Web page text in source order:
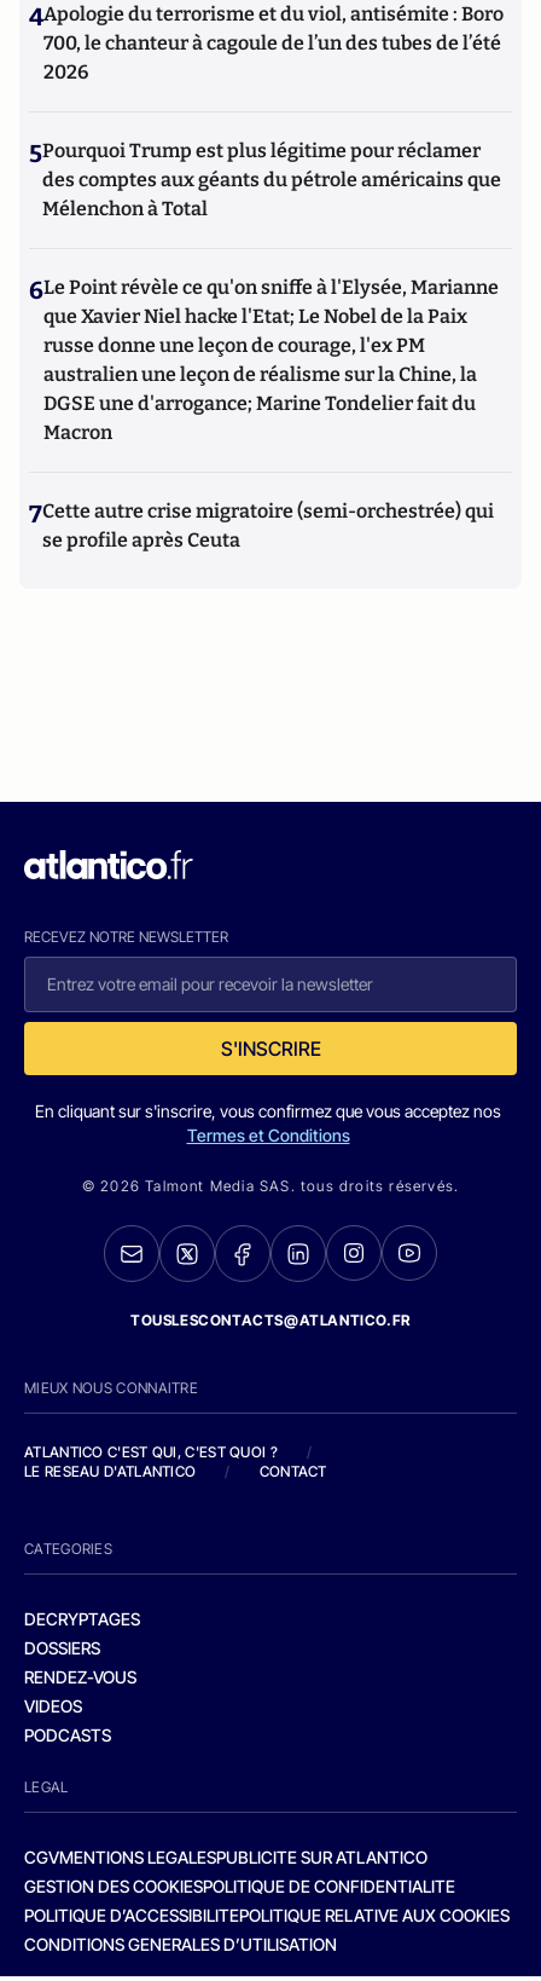
4Apologie du terrorisme et du viol, antisémite : Boro
700, le chanteur à cagoule de l’un des tubes de l’été
2026
5Pourquoi Trump est plus légitime pour réclamer
des comptes aux géants du pétrole américains que
Mélenchon à Total
6Le Point révèle ce qu'on sniffe à l'Elysée, Marianne
que Xavier Niel hacke l'Etat; Le Nobel de la Paix
russe donne une leçon de courage, l'ex PM
australien une leçon de réalisme sur la Chine, la
DGSE une d'arrogance; Marine Tondelier fait du
Macron
7Cette autre crise migratoire (semi-orchestrée) qui
se profile après Ceuta
RECEVEZ NOTRE NEWSLETTER
S'INSCRIRE
En cliquant sur s'inscrire, vous confirmez que vous acceptez nos
Termes et Conditions
© 2026 Talmont Media SAS. tous droits réservés.
TOUSLESCONTACTS@ATLANTICO.FR
MIEUX NOUS CONNAITRE
ATLANTICO C'EST QUI, C'EST QUOI ?
/
LE RESEAU D'ATLANTICO
/ CONTACT
CATEGORIES
DECRYPTAGES
DOSSIERS
RENDEZ-VOUS
VIDEOS
PODCASTS
LEGAL
CGVMENTIONS LEGALESPUBLICITE SUR ATLANTICO
GESTION DES COOKIESPOLITIQUE DE CONFIDENTIALITE
POLITIQUE D’ACCESSIBILITEPOLITIQUE RELATIVE AUX COOKIES
CONDITIONS GENERALES D’UTILISATION